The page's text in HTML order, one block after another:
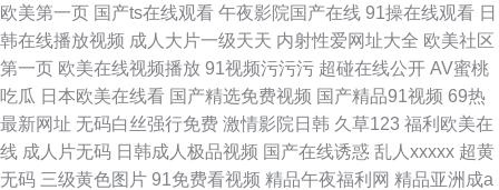
欧美第一页 国产ts在线观看 午夜影院国产在线 91操在线观看 日
韩在线播放视频 成人大片一级天天 内射性爱网址大全 欧美社区
第一页 欧美在线视频播放 91视频污污污 超碰在线公开 AV蜜桃
吃瓜 日本欧美在线看 国产精选免费视频 国产精品91视频 69热
最新网址 无码白丝强行免费 激情影院日韩 久草123 福利欧美在
线 成人片无码 日韩成人极品视频 国产在线诱惑 乱人xxxxx 超黄
无码 三级黄色图片 91免费看视频 精品午夜福利网 精品亚洲成a